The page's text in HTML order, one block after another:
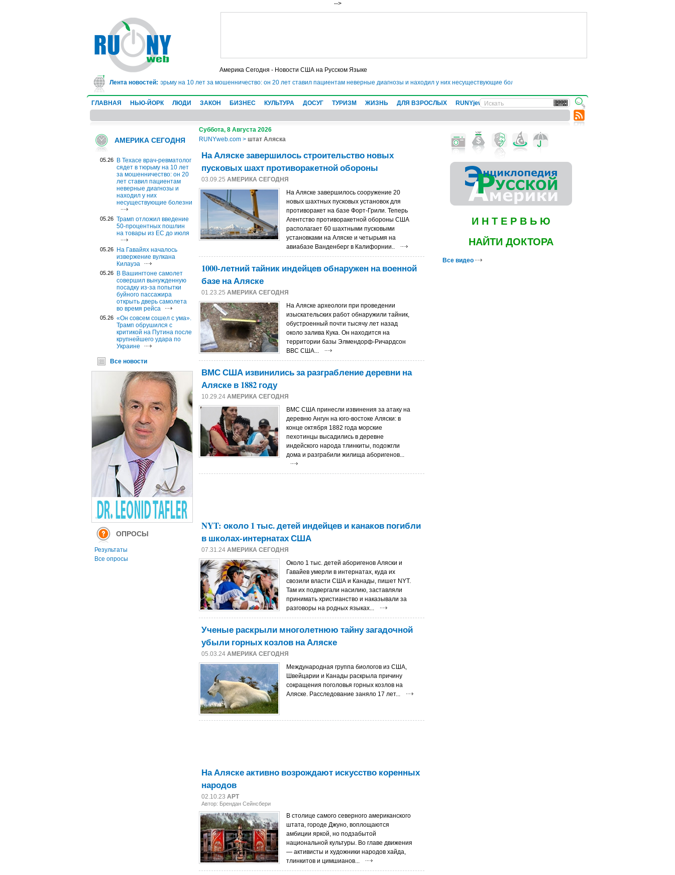
-->
Америка Сегодня - Новости США на Русском Языке
Лента новостей:
В Техасе врач-ревматолог сядет в тюрьму на 10 лет за мошенничество: он 20 лет ставил пациентам неверные диагнозы и находил у них несуществующие болезни●
ГЛАВНАЯ НЬЮ-ЙОРК ЛЮДИ ЗАКОН БИЗНЕС КУЛЬТУРА ДОСУГ ТУРИЗМ ЖИЗНЬ ДЛЯ ВЗРОСЛЫХ RUNYjews ВЕСТИ ИЗ УКРАИНЫ
АМЕРИКА СЕГОДНЯ
05.26
В Техасе врач-ревматолог
сядет в тюрьму на 10 лет
за мошенничество: он 20
лет ставил пациентам
неверные диагнозы и
находил у них
несуществующие болезни
05.26 Трамп отложил введение
50-процентных пошлин
на товары из ЕС до июля
05.26
На Гавайях началось
извержение вулкана
Килауэа
05.26
В Вашингтоне самолет
совершил вынужденную
посадку из-за попытки
буйного пассажира
открыть дверь самолета
во время рейса
05.26 «Он совсем сошел с ума».
Трамп обрушился с
критикой на Путина после
крупнейшего удара по
Украине
Все новости
ОПРОСЫ
Результаты
Все опросы
Суббота, 8 Августа 2026
RUNYweb.com > штат Аляска
На Аляске завершилось строительство новых
пусковых шахт противоракетной обороны
03.09.25 АМЕРИКА СЕГОДНЯ
На Аляске завершилось сооружение 20
новых шахтных пусковых установок для
противоракет на базе Форт-Грили. Теперь
Агентство противоракетной обороны США
располагает 60 шахтными пусковыми
установками на Аляске и четырьмя на
авиабазе Ванденберг в Калифорнии..
1000-летний тайник индейцев обнаружен на военной
базе на Аляске
01.23.25 АМЕРИКА СЕГОДНЯ
На Аляске археологи при проведении
изыскательских работ обнаружили тайник,
обустроенный почти тысячу лет назад
около залива Кука. Он находится на
территории базы Элмендорф-Ричардсон
ВВС США...
ВМС США извинились за разграбление деревни на
Аляске в 1882 году
10.29.24 АМЕРИКА СЕГОДНЯ
ВМС США принесли извинения за атаку на
деревню Ангун на юго-востоке Аляски: в
конце октября 1882 года морские
пехотинцы высадились в деревне
индейского народа тлинкиты, подожгли
дома и разграбили жилища аборигенов...
NYT: около 1 тыс. детей индейцев и канаков погибли
в школах-интернатах США
07.31.24 АМЕРИКА СЕГОДНЯ
Около 1 тыс. детей аборигенов Аляски и
Гавайев умерли в интернатах, куда их
свозили власти США и Канады, пишет NYT.
Там их подвергали насилию, заставляли
принимать христианство и наказывали за
разговоры на родных языках...
Ученые раскрыли многолетнюю тайну загадочной
убыли горных козлов на Аляске
05.03.24 АМЕРИКА СЕГОДНЯ
Международная группа биологов из США,
Швейцарии и Канады раскрыла причину
сокращения поголовья горных козлов на
Аляске. Расследование заняло 17 лет...
На Аляске активно возрождают искусство коренных
народов
02.10.23 АРТ
Автор: Брендан Сейнсбери
В столице самого северного американского
штата, городе Джуно, воплощаются
амбиции яркой, но подзабытой
национальной культуры. Во главе движения
— активисты и художники народов хайда,
тлинкитов и цимшианов...
И Н Т Е Р В Ь Ю
НАЙТИ ДОКТОРА
Все видео